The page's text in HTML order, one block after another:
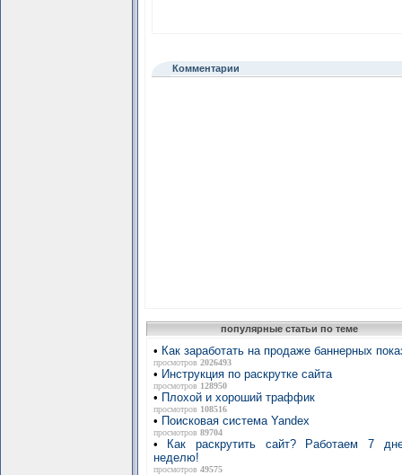
Комментарии
популярные статьи по теме
• Как заработать на продаже баннерных
просмотров 2026493
• Инструкция по раскрутке сайта
просмотров 128950
• Плохой и хороший траффик
просмотров 108516
• Поисковая система Yandex
просмотров 89704
•
Как раскрутить сайт? Работаем 7
неделю!
просмотров 49575